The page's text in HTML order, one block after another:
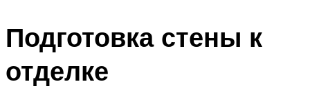
Подготовка стены к
отделке